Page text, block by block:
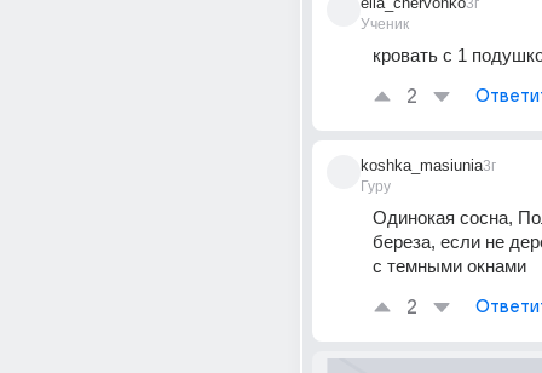
Ученик
3г
кровать с 1
2
koshka_masiunia
Гуру
3г
Одинокая сосна,
береза, если не
с темными окнами
2